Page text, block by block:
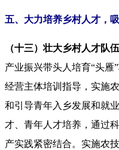
五、大力培养乡村人才，
（十三）壮大乡村人才队伍
产业振兴带头人培育“头雁
经营主体培训指导，实施
和引导青年入乡发展和就
才、青年人才培养，通过
产实践紧密结合。实施农